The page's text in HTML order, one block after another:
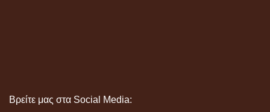
Βρείτε μας στα Social Media: